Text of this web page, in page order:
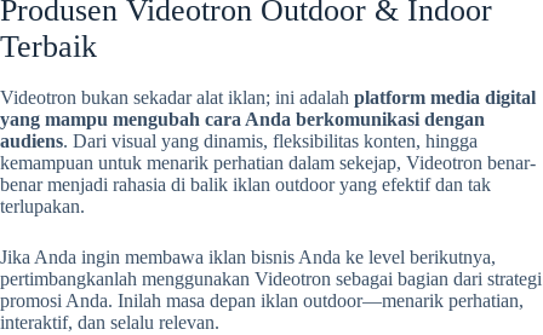
Produsen Videotron Outdoor & Indoor
Terbaik
Videotron bukan sekadar alat iklan; ini adalah platform media digital
yang mampu mengubah cara Anda berkomunikasi dengan
audiens. Dari visual yang dinamis, fleksibilitas konten, hingga
kemampuan untuk menarik perhatian dalam sekejap, Videotron benar-
benar menjadi rahasia di balik iklan outdoor yang efektif dan tak
terlupakan.
Jika Anda ingin membawa iklan bisnis Anda ke level berikutnya,
pertimbangkanlah menggunakan Videotron sebagai bagian dari strategi
promosi Anda. Inilah masa depan iklan outdoor—menarik perhatian,
interaktif, dan selalu relevan.